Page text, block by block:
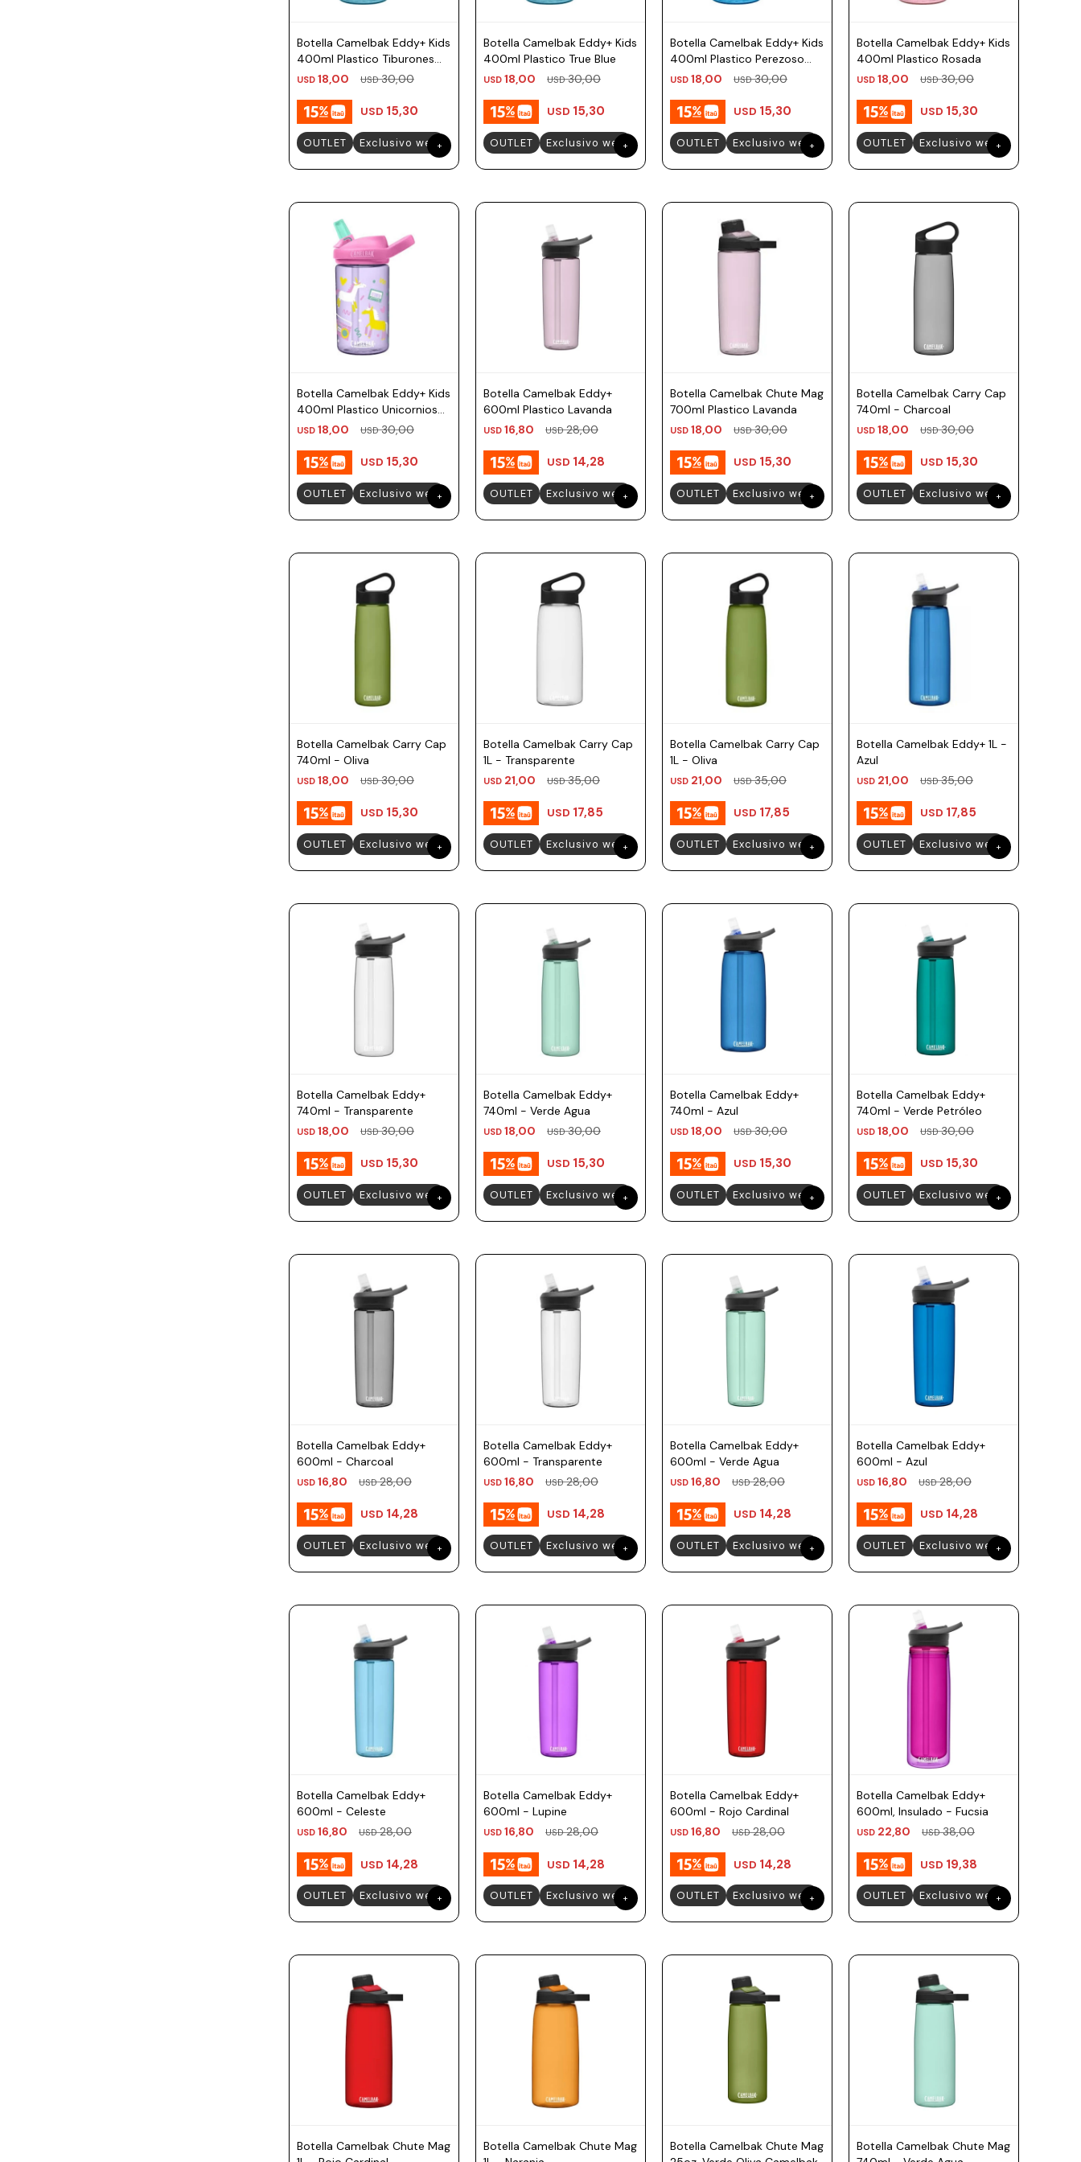
Botella Camelbak Eddy+ Kids
400ml Plastico Tiburones
Mantas
USD 18,00 USD 30,00
USD 15,30
OUTLET Exclusivo web
Botella Camelbak Eddy+ Kids
400ml Plastico True Blue
USD 18,00 USD 30,00
USD 15,30
OUTLET Exclusivo web
Botella Camelbak Eddy+ Kids
400ml Plastico Perezoso
Espacial
USD 18,00 USD 30,00
USD 15,30
OUTLET Exclusivo web
Botella Camelbak Eddy+ Kids
400ml Plastico Rosada
USD 18,00 USD 30,00
USD 15,30
OUTLET Exclusivo web
Botella Camelbak Eddy+ Kids
400ml Plastico Unicornios
Musicales
USD 18,00 USD 30,00
USD 15,30
OUTLET Exclusivo web
Botella Camelbak Eddy+
600ml Plastico Lavanda
USD 16,80 USD 28,00
USD 14,28
OUTLET Exclusivo web
Botella Camelbak Chute Mag
700ml Plastico Lavanda
USD 18,00 USD 30,00
USD 15,30
OUTLET Exclusivo web
Botella Camelbak Carry Cap
740ml - Charcoal
USD 18,00 USD 30,00
USD 15,30
OUTLET Exclusivo web
Botella Camelbak Carry Cap
740ml - Oliva
USD 18,00 USD 30,00
USD 15,30
OUTLET Exclusivo web
Botella Camelbak Carry Cap
1L - Transparente
USD 21,00 USD 35,00
USD 17,85
OUTLET Exclusivo web
Botella Camelbak Carry Cap
1L - Oliva
USD 21,00 USD 35,00
USD 17,85
OUTLET Exclusivo web
Botella Camelbak Eddy+ 1L -
Azul
USD 21,00 USD 35,00
USD 17,85
OUTLET Exclusivo web
Botella Camelbak Eddy+
740ml - Transparente
USD 18,00 USD 30,00
USD 15,30
OUTLET Exclusivo web
Botella Camelbak Eddy+
740ml - Verde Agua
USD 18,00 USD 30,00
USD 15,30
OUTLET Exclusivo web
Botella Camelbak Eddy+
740ml - Azul
USD 18,00 USD 30,00
USD 15,30
OUTLET Exclusivo web
Botella Camelbak Eddy+
740ml - Verde Petróleo
USD 18,00 USD 30,00
USD 15,30
OUTLET Exclusivo web
Botella Camelbak Eddy+
600ml - Charcoal
USD 16,80 USD 28,00
USD 14,28
OUTLET Exclusivo web
Botella Camelbak Eddy+
600ml - Transparente
USD 16,80 USD 28,00
USD 14,28
OUTLET Exclusivo web
Botella Camelbak Eddy+
600ml - Verde Agua
USD 16,80 USD 28,00
USD 14,28
OUTLET Exclusivo web
Botella Camelbak Eddy+
600ml - Azul
USD 16,80 USD 28,00
USD 14,28
OUTLET Exclusivo web
Botella Camelbak Eddy+
600ml - Celeste
USD 16,80 USD 28,00
USD 14,28
OUTLET Exclusivo web
Botella Camelbak Eddy+
600ml - Lupine
USD 16,80 USD 28,00
USD 14,28
OUTLET Exclusivo web
Botella Camelbak Eddy+
600ml - Rojo Cardinal
USD 16,80 USD 28,00
USD 14,28
OUTLET Exclusivo web
Botella Camelbak Eddy+
600ml, Insulado - Fucsia
USD 22,80 USD 38,00
USD 19,38
OUTLET Exclusivo web
Botella Camelbak Chute Mag
Botella Camelbak Chute Mag
Botella Camelbak Chute Mag
Botella Camelbak Chute Mag